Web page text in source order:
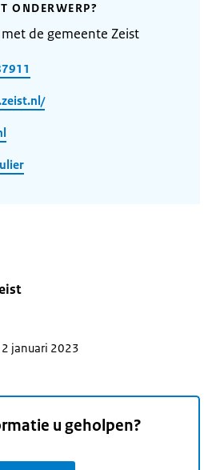
ONDERWERP?
de gemeente Zeist
januari 2023
u geholpen?